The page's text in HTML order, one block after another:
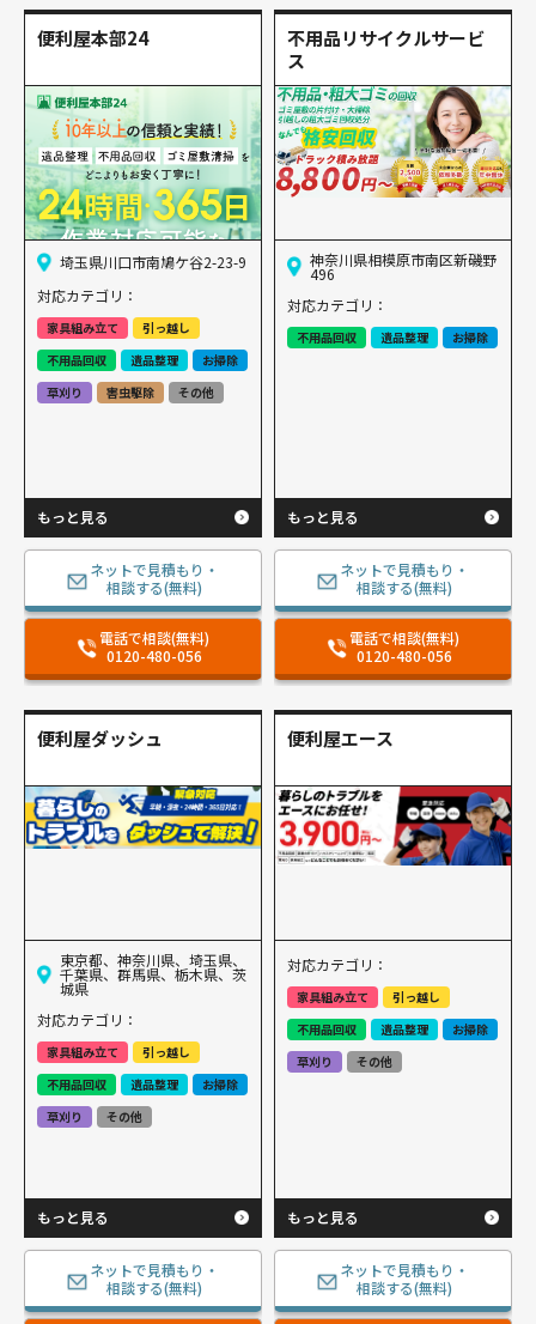
便利屋本部24
埼玉県川口市南鳩ケ谷2-23-9
対応カテゴリ：
家具組み立て
引っ越し
不用品回収
遺品整理
お掃除
草刈り
害虫駆除 その他
もっと見る
ネットで見積もり・
相談する(無料)
電話で相談(無料)
0120-480-056
不用品リサイクルサービ
ス
神奈川県相模原市南区新磯野
496
対応カテゴリ：
不用品回収 遺品整理 お掃除
もっと見る
ネットで見積もり・
相談する(無料)
電話で相談(無料)
0120-480-056
便利屋ダッシュ
東京都、神奈川県、埼玉県、
千葉県、群馬県、栃木県、茨
城県
対応カテゴリ：
家具組み立て
引っ越し
不用品回収
遺品整理
お掃除
草刈り
その他
もっと見る
ネットで見積もり・
相談する(無料)
便利屋エース
対応カテゴリ：
家具組み立て
引っ越し
不用品回収
遺品整理
お掃除
草刈り
その他
もっと見る
ネットで見積もり・
相談する(無料)